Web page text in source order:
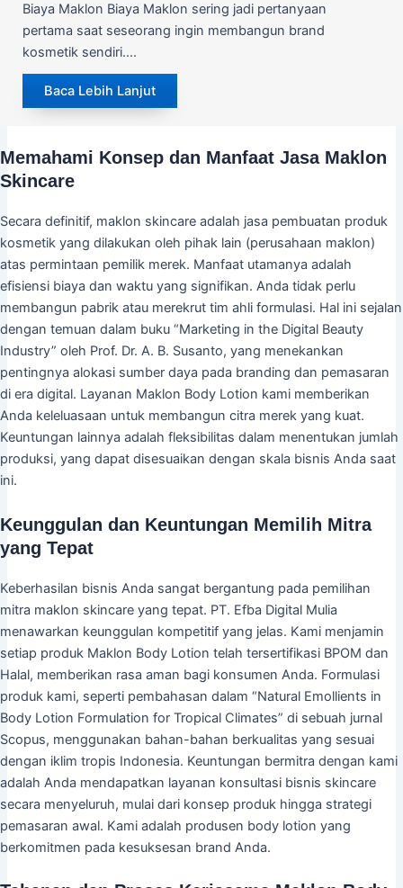
Biaya Maklon Biaya Maklon sering jadi pertanyaan
pertama saat seseorang ingin membangun brand
kosmetik sendiri….
Baca Lebih Lanjut
Memahami Konsep dan Manfaat Jasa Maklon
Skincare
Secara definitif, maklon skincare adalah jasa pembuatan produk
kosmetik yang dilakukan oleh pihak lain (perusahaan maklon)
atas permintaan pemilik merek. Manfaat utamanya adalah
efisiensi biaya dan waktu yang signifikan. Anda tidak perlu
membangun pabrik atau merekrut tim ahli formulasi. Hal ini sejalan
dengan temuan dalam buku “Marketing in the Digital Beauty
Industry” oleh Prof. Dr. A. B. Susanto, yang menekankan
pentingnya alokasi sumber daya pada branding dan pemasaran
di era digital. Layanan Maklon Body Lotion kami memberikan
Anda keleluasaan untuk membangun citra merek yang kuat.
Keuntungan lainnya adalah fleksibilitas dalam menentukan jumlah
produksi, yang dapat disesuaikan dengan skala bisnis Anda saat
ini.
Keunggulan dan Keuntungan Memilih Mitra
yang Tepat
Keberhasilan bisnis Anda sangat bergantung pada pemilihan
mitra maklon skincare yang tepat. PT. Efba Digital Mulia
menawarkan keunggulan kompetitif yang jelas. Kami menjamin
setiap produk Maklon Body Lotion telah tersertifikasi BPOM dan
Halal, memberikan rasa aman bagi konsumen Anda. Formulasi
produk kami, seperti pembahasan dalam “Natural Emollients in
Body Lotion Formulation for Tropical Climates” di sebuah jurnal
Scopus, menggunakan bahan-bahan berkualitas yang sesuai
dengan iklim tropis Indonesia. Keuntungan bermitra dengan kami
adalah Anda mendapatkan layanan konsultasi bisnis skincare
secara menyeluruh, mulai dari konsep produk hingga strategi
pemasaran awal. Kami adalah produsen body lotion yang
berkomitmen pada kesuksesan brand Anda.